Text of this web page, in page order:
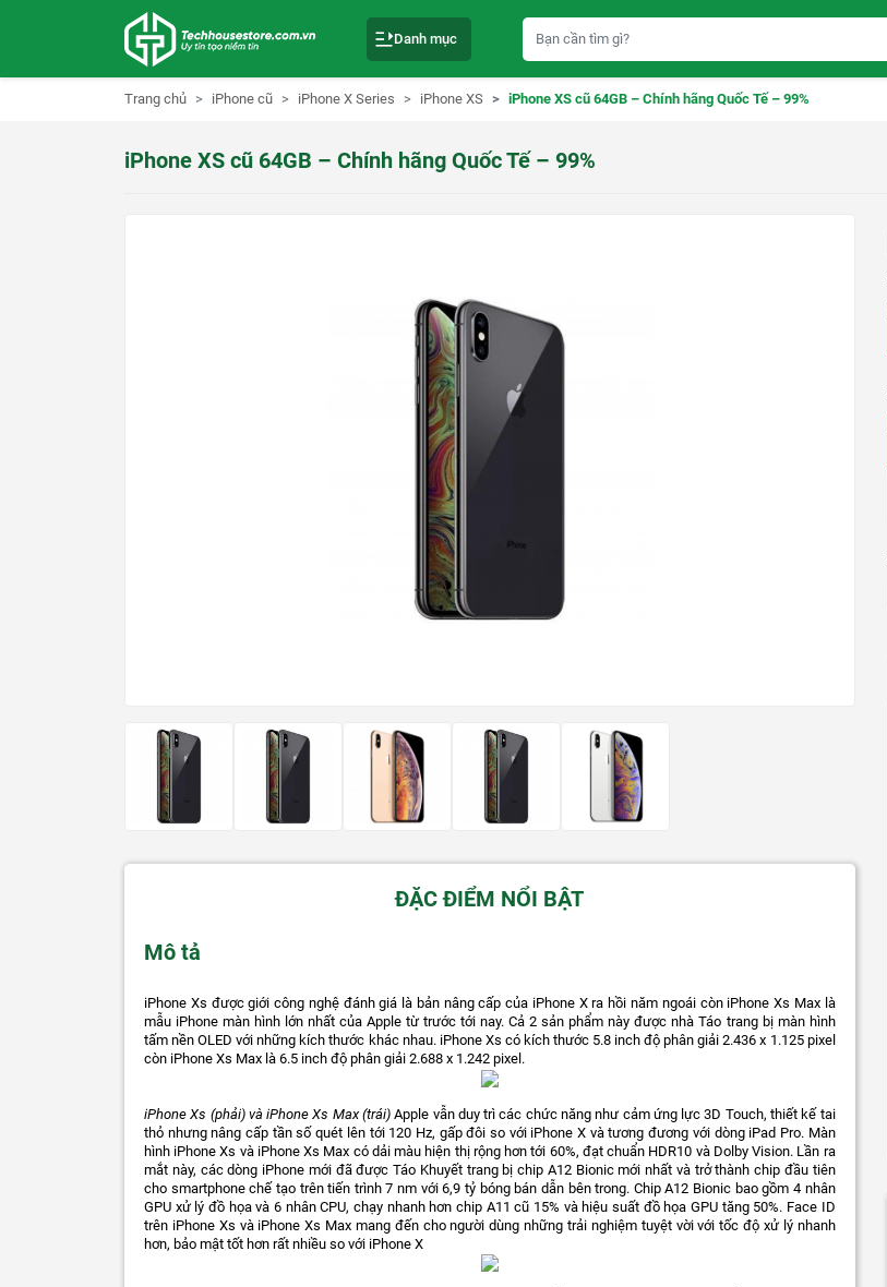
t
Danh mục
Trang chủ iPhone cũ iPhone X Series iPhone XS iPhone XS cũ 64GB – Chính hãng Quốc Tế – 99%
iPhone XS cũ 64GB – Chính hãng Quốc Tế – 99%
ĐẶC ĐIỂM NỔI BẬT
Mô tả
iPhone Xs được giới công nghệ đánh giá là bản nâng cấp của iPhone X ra hồi năm ngoái còn iPhone Xs Max là
mẫu iPhone màn hình lớn nhất của Apple từ trước tới nay. Cả 2 sản phẩm này được nhà Táo trang bị màn hình
tấm nền OLED với những kích thước khác nhau. iPhone Xs có kích thước 5.8 inch độ phân giải 2.436 x 1.125 pixel
còn iPhone Xs Max là 6.5 inch độ phân giải 2.688 x 1.242 pixel.
iPhone Xs (phải) và iPhone Xs Max (trái) Apple vẫn duy trì các chức năng như cảm ứng lực 3D Touch, thiết kế tai
thỏ nhưng nâng cấp tần số quét lên tới 120 Hz, gấp đôi so với iPhone X và tương đương với dòng iPad Pro. Màn
hình iPhone Xs và iPhone Xs Max có dải màu hiện thị rộng hơn tới 60%, đạt chuẩn HDR10 và Dolby Vision. Lần ra
mắt này, các dòng iPhone mới đã được Táo Khuyết trang bị chip A12 Bionic mới nhất và trở thành chip đầu tiên
cho smartphone chế tạo trên tiến trình 7 nm với 6,9 tỷ bóng bán dẫn bên trong. Chip A12 Bionic bao gồm 4 nhân
GPU xử lý đồ họa và 6 nhân CPU, chạy nhanh hơn chip A11 cũ 15% và hiệu suất đồ họa GPU tăng 50%. Face ID
trên iPhone Xs và iPhone Xs Max mang đến cho người dùng những trải nghiệm tuyệt vời với tốc độ xử lý nhanh
hơn, bảo mật tốt hơn rất nhiều so với iPhone X